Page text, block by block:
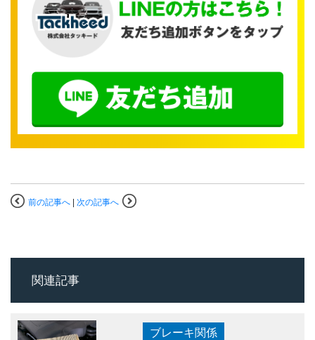
前の記事へ 次の記事へ
関連記事
ブレーキ関係